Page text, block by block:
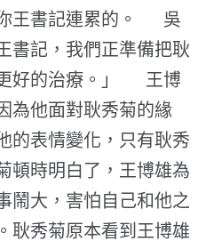
王書記連累的。 吳
書記，我們正準備把耿
好的治療。」 王博
為他面對耿秀菊的緣
的表情變化，只有耿秀
頓時明白了，王博雄為
鬧大，害怕自己和他之
耿秀菊原本看到王博雄